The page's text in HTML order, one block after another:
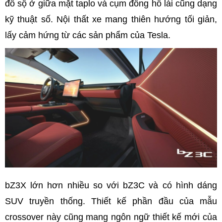
đồ sộ ở giữa mặt taplo và cụm đồng hồ lái cũng dạng
kỹ thuật số. Nội thất xe mang thiên hướng tối giản,
lấy cảm hứng từ các sản phẩm của Tesla.
bZ3X lớn hơn nhiều so với bZ3C và có hình dáng
SUV truyền thống. Thiết kế phần đầu của mẫu
crossover này cũng mang ngôn ngữ thiết kế mới của